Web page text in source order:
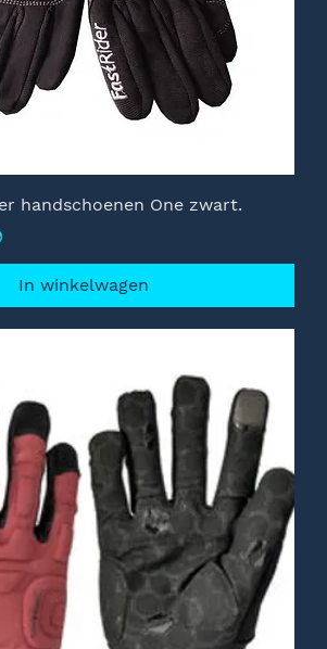
handschoenen One zwart.
In winkelwagen